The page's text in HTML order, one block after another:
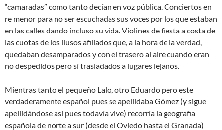
“camaradas” como tanto decían en voz pública. Conciertos en
re menor para no ser escuchadas sus voces por los que estaban
en las calles dando incluso su vida. Violines de fiesta a costa de
las cuotas de los ilusos afiliados que, a la hora de la verdad,
quedaban desamparados y con el trasero al aire cuando eran
no despedidos pero sí trasladados a lugares lejanos.
Mientras tanto el pequeño Lalo, otro Eduardo pero este
verdaderamente español pues se apellidaba Gómez (y sigue
apellidándose así pues todavía vive) recorría la geografia
española de norte a sur (desde el Oviedo hasta el Granada)